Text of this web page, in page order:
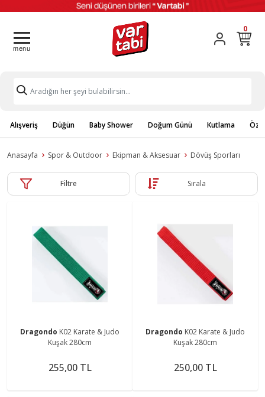
0
Alışveriş Düğün Baby Shower Doğum Günü Kutlama
Anasayfa Spor & Outdoor Ekipman & Aksesuar Dövüş Sporları
Filtre Sırala
Dragondo K02 Karate & Judo
Kuşak 280cm
255,00 TL
Dragondo K02 Karate & Judo
Kuşak 280cm
250,00 TL